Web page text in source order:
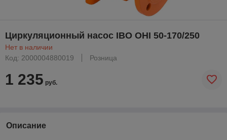
Циркуляционный насос IBO OHI 50-170/250
Нет в наличии
Код: 2000004880019
Розница
1 235 руб.
Описание